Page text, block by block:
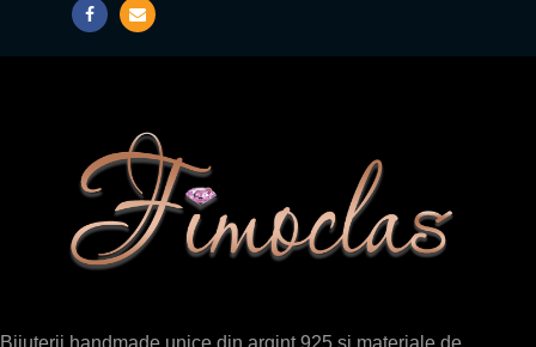
Bijuterii handmade unice din argint 925 și materiale de